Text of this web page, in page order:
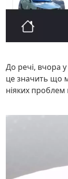
До речі, вчора
це значить що
ніяких проблем